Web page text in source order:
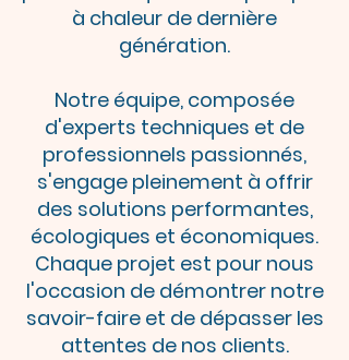
à chaleur de dernière
génération.
Notre équipe, composée
d'experts techniques et de
professionnels passionnés,
s'engage pleinement à offrir
des solutions performantes,
écologiques et économiques.
Chaque projet est pour nous
l'occasion de démontrer notre
savoir-faire et de dépasser les
attentes de nos clients.